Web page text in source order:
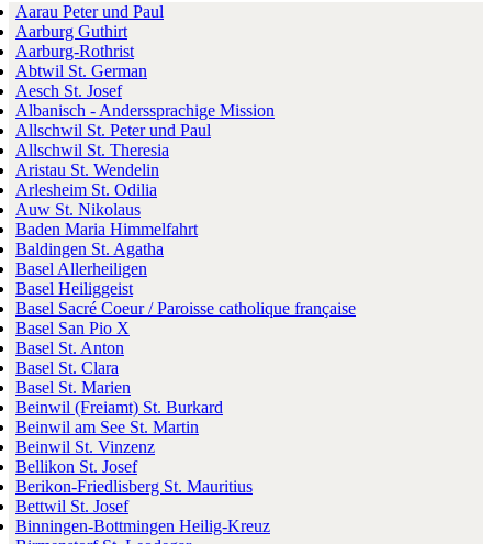
Aarau Peter und Paul
Aarburg Guthirt
Aarburg-Rothrist
Abtwil St. German
Aesch St. Josef
Albanisch - Anderssprachige Mission
Allschwil St. Peter und Paul
Allschwil St. Theresia
Aristau St. Wendelin
Arlesheim St. Odilia
Auw St. Nikolaus
Baden Maria Himmelfahrt
Baldingen St. Agatha
Basel Allerheiligen
Basel Heiliggeist
Basel Sacré Coeur / Paroisse catholique française
Basel San Pio X
Basel St. Anton
Basel St. Clara
Basel St. Marien
Beinwil (Freiamt) St. Burkard
Beinwil am See St. Martin
Beinwil St. Vinzenz
Bellikon St. Josef
Berikon-Friedlisberg St. Mauritius
Bettwil St. Josef
Binningen-Bottmingen Heilig-Kreuz